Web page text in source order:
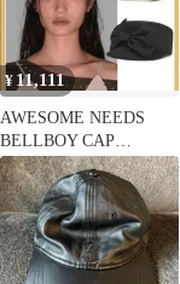
¥ 11,111
AWESOME NEEDS
BELLBOY CAP
RIBBON